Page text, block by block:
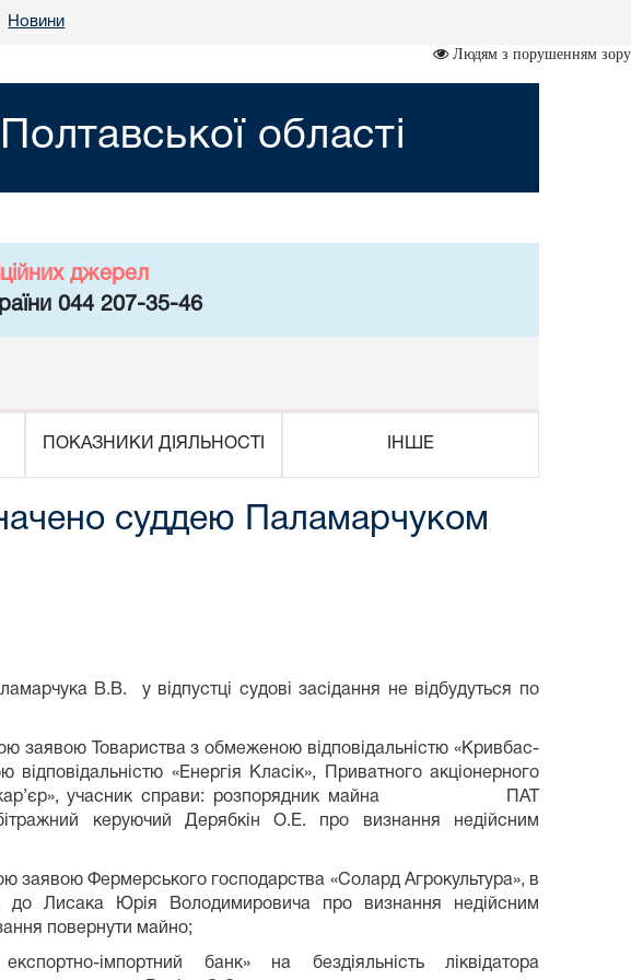
Новини
Людям з порушенням зору
області
джерел
044 207-35-46
ПОКАЗНИКИ ДІЯЛЬНОСТІ ІНШЕ
суддею Паламарчуком
В.В. у відпустці судові засідання не відбудуться по
заявою Товариства з обмеженою відповідальністю «Кривбас-
«Енергія Класік», Приватного акціонерного
кар’єр», учасник справи: розпорядник майна ПАТ
керуючий Дерябкін О.Е. про визнання недійсним
заявою Фермерського господарства «Солард Агрокультура», в
до Лисака Юрія Володимировича про визнання недійсним
повернути майно;
імпортний банк» на бездіяльність ліквідатора